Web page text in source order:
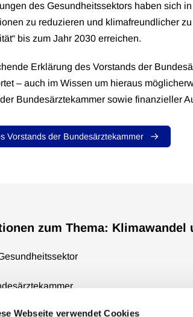
Webseite verwendet Cookies
des Gesundheitssektors haben sich
zu reduzieren und klimafreundlicher
bis zum Jahr 2030 erreichen.
Erklärung des Vorstands der
– auch im Wissen um hieraus
Bundesärztekammer sowie finanzieller
Vorstands der Bundesärztekammer
zum Thema: Klimawandel